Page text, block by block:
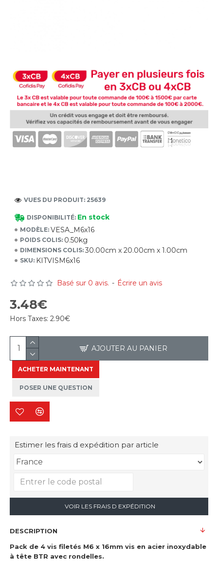
DISPONIBILITÉ: En stock
MODÈLE: VESA_M6x16
POIDS COLIS: 0.50kg
DIMENSIONS COLIS: 30.00cm x 20.00cm x 1.00cm
SKU: KITVISM6x16
VUES DU PRODUIT: 25639
Basé sur 0 avis. - Écrire un avis
3.48€
Hors Taxes: 2.90€
AJOUTER AU PANIER
ACHETER MAINTENANT
POSER UNE QUESTION
Estimer les frais d expédition par article
VOIR LES FRAIS D EXPÉDITION
DESCRIPTION
Pack de 4 vis filetés M6 x 16mm vis en acier inoxydable
à tête BTR avec rondelles.